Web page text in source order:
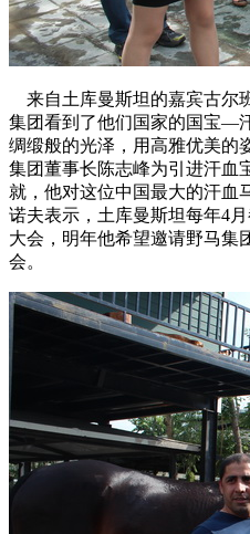
来自土库曼斯坦的嘉宾古尔
集团看到了他们国家的国宝—
绸缎般的光泽，用高雅优美的
集团董事长陈志峰为引进汗血
就，他对这位中国最大的汗血
诺夫表示，土库曼斯坦每年4
大会，明年他希望邀请野马集
会。